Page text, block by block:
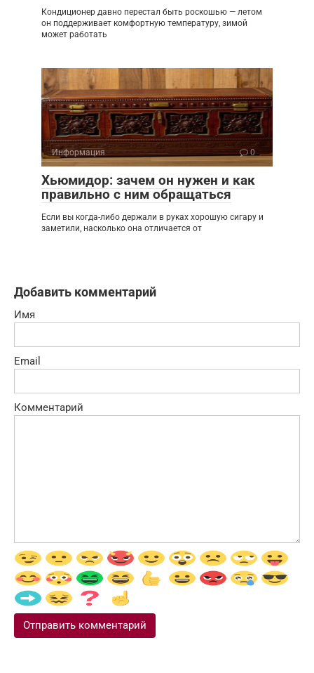
Кондиционер давно перестал быть роскошью — летом
он поддерживает комфортную температуру, зимой
может работать
Информация 0
Хьюмидор: зачем он нужен и как
правильно с ним обращаться
Если вы когда-либо держали в руках хорошую сигару и
заметили, насколько она отличается от
Добавить комментарий
Имя
Email
Комментарий